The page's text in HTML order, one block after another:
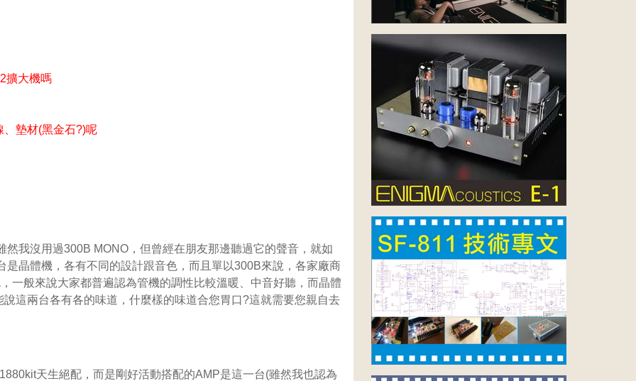
擴大機嗎
墊材(黑金石?)呢
然我沒用過300B MONO，但曾經在朋友那邊聽過它的聲音，就如
是晶體機，各有不同的設計跟音色，而且單以300B來說，各家廠商
一般來說大家都普遍認為管機的調性比較溫暖、中音好聽，而晶體
這兩台各有各的味道，什麼樣的味道合您胃口?這就需要您親自去
天生絕配，而是剛好活動搭配的AMP是這一台(雖然我也認為